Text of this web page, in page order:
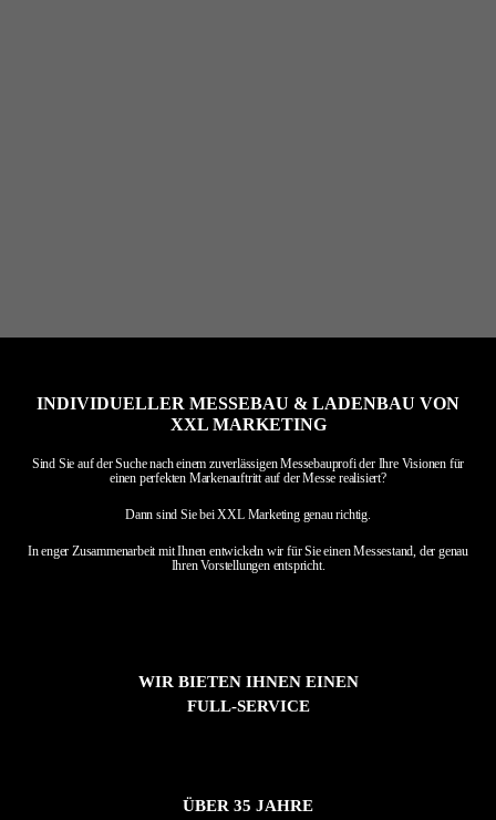
INDIVIDUELLER MESSEBAU & LADENBAU VON
XXL MARKETING
Sind Sie auf der Suche nach einem zuverlässigen Messebauprofider Ihre Visionen für
einen perfekten Markenauftritt auf der Messe realisiert?
Dann sind Sie bei XXL Marketing genau richtig.
In enger Zusammenarbeit mit Ihnen entwickeln wir für Sie einen Messestand, der genau
Ihren Vorstellungen entspricht.
WIR BIETEN IHNEN EINEN
FULL-SERVICE
ÜBER 35 JAHRE